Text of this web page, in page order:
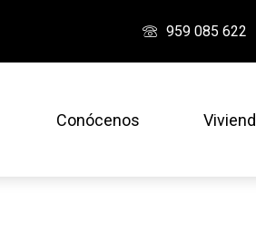
959 085 622
Conócenos